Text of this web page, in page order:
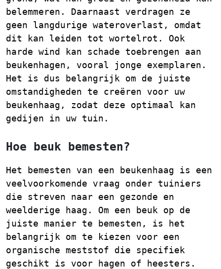
belemmeren. Daarnaast verdragen ze
geen langdurige wateroverlast, omdat
dit kan leiden tot wortelrot. Ook
harde wind kan schade toebrengen aan
beukenhagen, vooral jonge exemplaren.
Het is dus belangrijk om de juiste
omstandigheden te creëren voor uw
beukenhaag, zodat deze optimaal kan
gedijen in uw tuin.
Hoe beuk bemesten?
Het bemesten van een beukenhaag is een
veelvoorkomende vraag onder tuiniers
die streven naar een gezonde en
weelderige haag. Om een beuk op de
juiste manier te bemesten, is het
belangrijk om te kiezen voor een
organische meststof die specifiek
geschikt is voor hagen of heesters.